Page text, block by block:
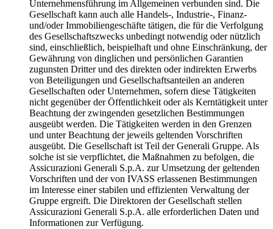
Unternehmensführung im Allgemeinen verbunden sind. Die
Gesellschaft kann auch alle Handels-, Industrie-, Finanz-
und/oder Immobiliengeschäfte tätigen, die für die Verfolgung
des Gesellschaftszwecks unbedingt notwendig oder nützlich
sind, einschließlich, beispielhaft und ohne Einschränkung, der
Gewährung von dinglichen und persönlichen Garantien
zugunsten Dritter und des direkten oder indirekten Erwerbs
von Beteiligungen und Gesellschaftsanteilen an anderen
Gesellschaften oder Unternehmen, sofern diese Tätigkeiten
nicht gegenüber der Öffentlichkeit oder als Kerntätigkeit unter
Beachtung der zwingenden gesetzlichen Bestimmungen
ausgeübt werden. Die Tätigkeiten werden in den Grenzen
und unter Beachtung der jeweils geltenden Vorschriften
ausgeübt. Die Gesellschaft ist Teil der Generali Gruppe. Als
solche ist sie verpflichtet, die Maßnahmen zu befolgen, die
Assicurazioni Generali S.p.A. zur Umsetzung der geltenden
Vorschriften und der von IVASS erlassenen Bestimmungen
im Interesse einer stabilen und effizienten Verwaltung der
Gruppe ergreift. Die Direktoren der Gesellschaft stellen
Assicurazioni Generali S.p.A. alle erforderlichen Daten und
Informationen zur Verfügung.